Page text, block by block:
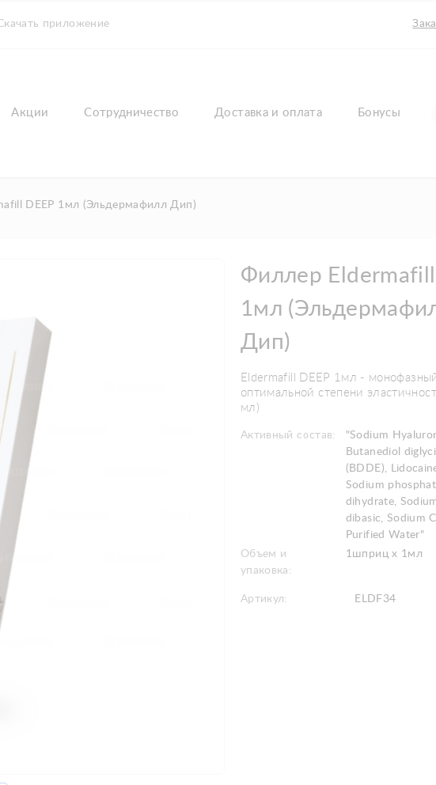
приложение
Акции Сотрудничество Доставка и оплата Бонусы
DEEP 1мл (Эльдермафилл Дип)
Филлер Eldermafill
1мл
Дип)
Eldermafill DEEP 1мл -
оптимальной степени
мл)
Активный состав:
"Sodium
Butanediol
(BDDE),
Sodium
dihydrate,
dibasic, Sodium
Purified Water"
Объем и
упаковка:
1шприц х 1мл
Артикул: ELDF34